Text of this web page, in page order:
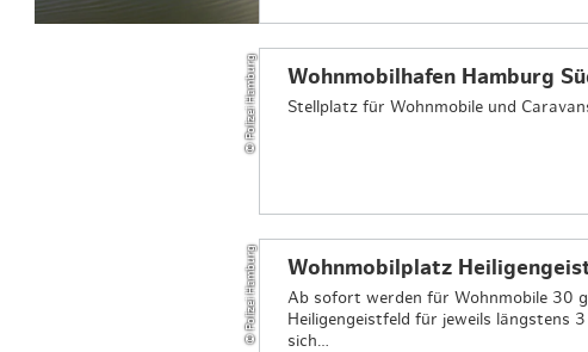
© Polizei Hamburg Wohnmobilhafen Hamburg
Stellplatz für Wohnmobile und
© Polizei Hamburg Wohnmobilplatz
Ab sofort werden für Wohnmobile 30
Heiligengeistfeld für jeweils längstens
sich…